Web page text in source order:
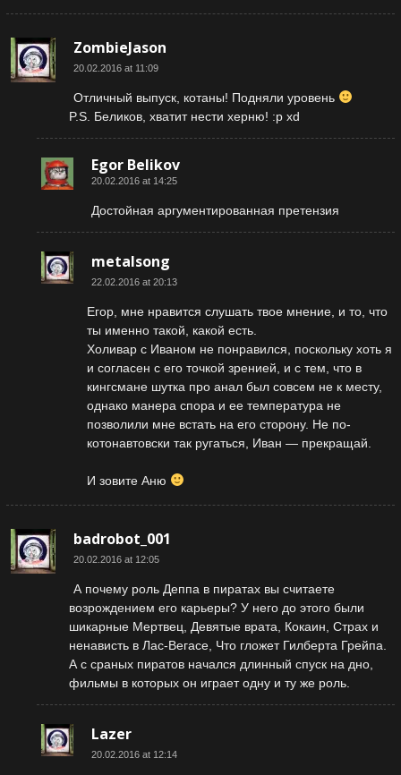
ZombieJason
20.02.2016 at 11:09
Отличный выпуск, котаны! Подняли уровень
P.S. Беликов, хватит нести херню! :р xd
Egor Belikov
20.02.2016 at 14:25
Достойная аргументированная претензия
metalsong
22.02.2016 at 20:13
Егор, мне нравится слушать твое мнение, и то, что
ты именно такой, какой есть.
Холивар с Иваном не понравился, поскольку хоть я
и согласен с его точкой зренией, и с тем, что в
кингсмане шутка про анал был совсем не к месту,
однако манера спора и ее температура не
позволили мне встать на его сторону. Не по-
котонавтовски так ругаться, Иван — прекращай.
И зовите Аню
badrobot_001
20.02.2016 at 12:05
А почему роль Деппа в пиратах вы считаете
возрождением его карьеры? У него до этого были
шикарные Мертвец, Девятые врата, Кокаин, Страх и
ненависть в Лас-Вегасе, Что гложет Гилберта Грейпа.
А с сраных пиратов начался длинный спуск на дно,
фильмы в которых он играет одну и ту же роль.
Lazer
20.02.2016 at 12:14